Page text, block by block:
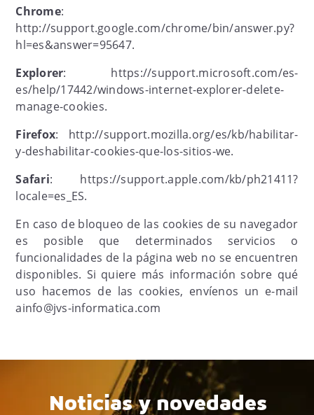
Chrome:
http://support.google.com/chrome/bin/answer.py?
hl=es&answer=95647.
Explorer: https://support.microsoft.com/es-
es/help/17442/windows-internet-explorer-delete-
manage-cookies.
Firefox: http://support.mozilla.org/es/kb/habilitar-
y-deshabilitar-cookies-que-los-sitios-we.
Safari: https://support.apple.com/kb/ph21411?
locale=es_ES.
En caso de bloqueo de las cookies de su navegador
es posible que determinados servicios o
funcionalidades de la página web no se encuentren
disponibles. Si quiere más información sobre qué
uso hacemos de las cookies, envíenos un e-mail
ainfo@jvs-informatica.com
Noticias y novedades